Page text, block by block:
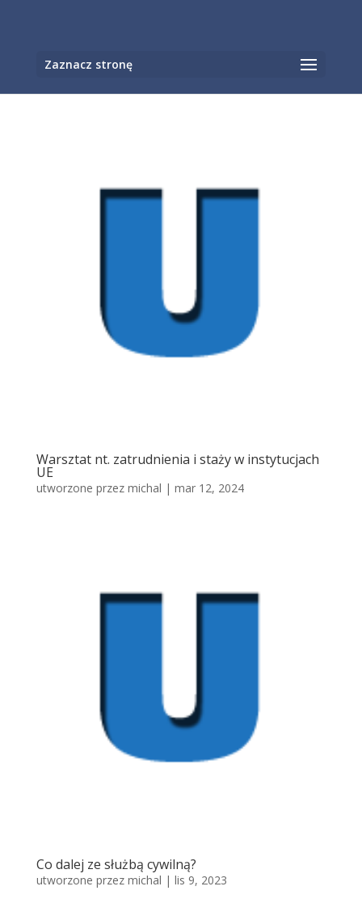
Zaznacz stronę
Warsztat nt. zatrudnienia i staży w instytucjach
UE
utworzone przez michal | mar 12, 2024
Co dalej ze służbą cywilną?
utworzone przez michal | lis 9, 2023